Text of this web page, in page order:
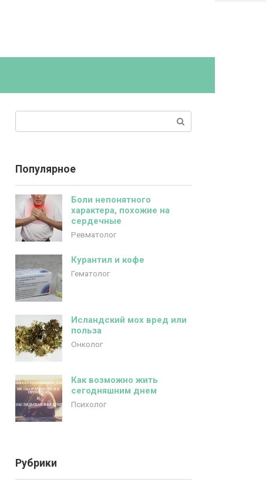
Популярное
Боли непонятного
характера, похожие на
сердечные
Ревматолог
Курантил и кофе
Гематолог
Исландский мох вред или
польза
Онколог
Как возможно жить
сегодняшним днем
Психолог
Рубрики